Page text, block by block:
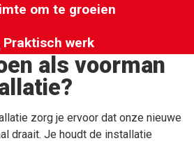
om te groeien
Praktisch werk
als voorman
zorg je ervoor dat onze nieuwe
draait. Je houdt de installatie